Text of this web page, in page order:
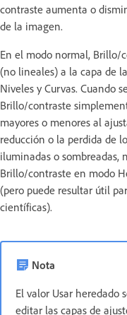
contraste aumenta o
de la imagen.
En el modo normal, Brillo/
(no lineales) a la capa de
Niveles y Curvas. Cuando
Brillo/contraste
mayores o menores al
reducción o la perdida de
iluminadas o sombreadas,
Brillo/contraste en modo
(pero puede resultar útil
científicas).
Nota
El valor Usar heredado
editar las capas de